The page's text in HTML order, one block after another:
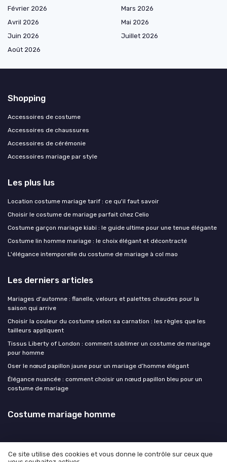
Février 2026
Mars 2026
Avril 2026
Mai 2026
Juin 2026
Juillet 2026
Août 2026
Shopping
Accessoires de costume
Accessoires de chaussures
Accessoires de cérémonie
Accessoires mariage par style
Les plus lus
Location costume mariage tarif : ce qu'il faut savoir
Choisir le costume de mariage parfait chez Celio
Costume garçon mariage kiabi : le guide ultime pour une tenue élégante
Costume lin homme mariage : le choix élégant et décontracté
L'élégance intemporelle du costume de mariage à col mao
Les derniers articles
Mariages d'automne : flanelle, velours et palettes chaudes pour la
saison qui arrive
Choisir la couleur du costume selon sa carnation : les règles que les
tailleurs appliquent
Tissus Liberty of London : comment sublimer un costume de mariage
pour homme
Oser le nœud papillon jaune pour un mariage d’homme élégant
Élégance nuancée : comment choisir un nœud papillon bleu pour un
costume de mariage
Costume mariage homme
Ce site utilise des cookies et vous donne le contrôle sur ceux que